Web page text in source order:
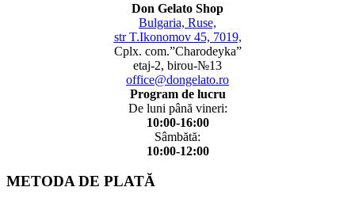
Don Gelato Shop
Bulgaria, Ruse,
str T.Ikonomov 45, 7019,
Cplx. com.”Charodeyka”
etaj-2, birou-№13
office@dongelato.ro
Program de lucru
De luni până vineri:
10:00-16:00
Sâmbătă:
10:00-12:00
METODA DE PLATĂ